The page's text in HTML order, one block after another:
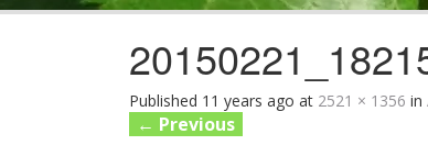
Published 11 years ago at 2521 × 1356 in
← Previous